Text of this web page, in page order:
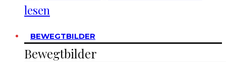
lesen
BEWEGTBILDER
Bewegtbilder